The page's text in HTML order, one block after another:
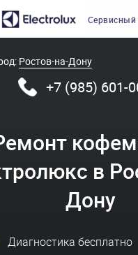
Сервисный
Ростов-на-Дону
+7 (985) 601-
в
Дону
Диагностика бесплатно